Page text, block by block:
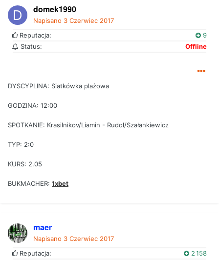
domek1990
Napisano 3 Czerwiec 2017
Reputacja:
9
Status:
Offline
DYSCYPLINA: Siatkówka plażowa
GODZINA: 12:00
SPOTKANIE: Krasilnikov/Liamin - Rudol/Szałankiewicz
TYP: 2:0
KURS: 2.05
BUKMACHER: 1xbet
maer
Napisano 3 Czerwiec 2017
Reputacja:
2 158